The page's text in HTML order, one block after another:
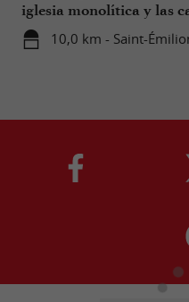
iglesia monolítica y las
Saint-Émilion.
10,0 km - Saint-